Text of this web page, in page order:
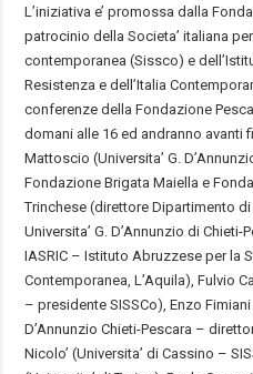
L’iniziativa e’ promossa dalla
patrocinio della Societa’ italiana
contemporanea (Sissco) e
Resistenza e dell’Italia
conferenze della Fondazione
domani alle 16 ed andranno avanti
Mattoscio (Universita’ G.
Fondazione Brigata Maiella e
Trinchese (direttore Dipartimento
Universita’ G. D’Annunzio di Chieti-
IASRIC – Istituto Abruzzese per la
Contemporanea, L’Aquila), Fulvio
– presidente SISSCo), Enzo
D’Annunzio Chieti-Pescara –
Nicolo’ (Universita’ di Cassino –